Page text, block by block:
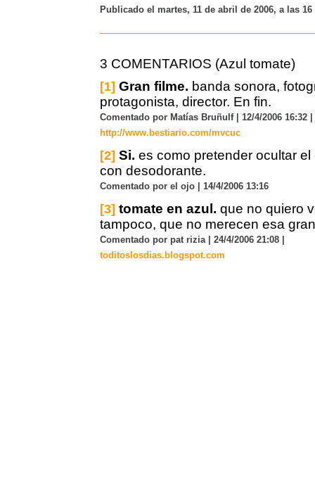
Publicado el martes, 11 de abril de 2006, a las
3 COMENTARIOS (Azul tomate)
[1] Gran filme. banda sonora,
protagonista, director. En fin.
Comentado por Matías Bruñulf | 12/4/2006 16:32 |
http://www.bestiario.com/mvcuc
[2] Si. es como pretender ocultar el
con desodorante.
Comentado por el ojo | 14/4/2006 13:16
[3] tomate en azul. que no quiero
tampoco, que no merecen esa
Comentado por pat rizia | 24/4/2006 21:08 |
toditoslosdias.blogspot.com